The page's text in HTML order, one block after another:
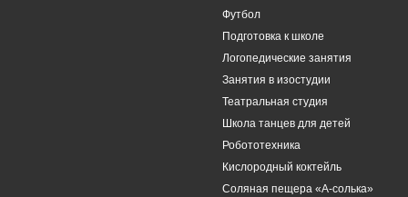
Футбол
Подготовка к школе
Логопедические занятия
Занятия в изостудии
Театральная студия
Школа танцев для детей
Робототехника
Кислородный коктейль
Соляная пещера «А-солька»